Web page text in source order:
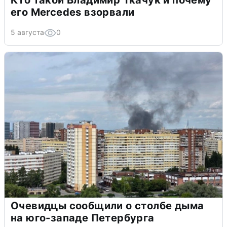
его Mercedes взорвали
5 августа 0
Очевидцы сообщили о столбе дыма
на юго-западе Петербурга